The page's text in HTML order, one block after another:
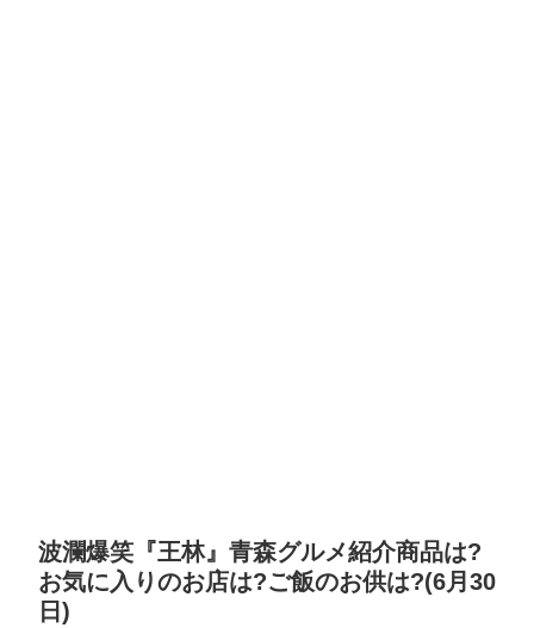
波瀾爆笑『王林』青森グルメ紹介商品は?
お気に入りのお店は?ご飯のお供は?(6月30
日)